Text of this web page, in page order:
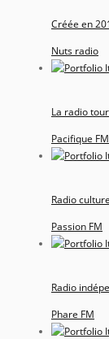
Créée en
Nuts radio
La radio
Pacifique FM
Radio
Passion FM
Radio
Phare FM